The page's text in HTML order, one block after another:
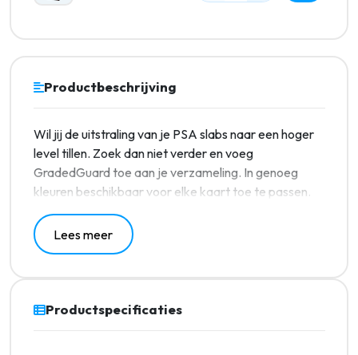
Productbeschrijving
Wil jij de uitstraling van je PSA slabs naar een hoger
level tillen. Zoek dan niet verder en voeg
GradedGuard toe aan je verzameling. In genoeg
kleuren beschikbaar voor elke kaart toe te passen.
Lees meer
Productspecificaties